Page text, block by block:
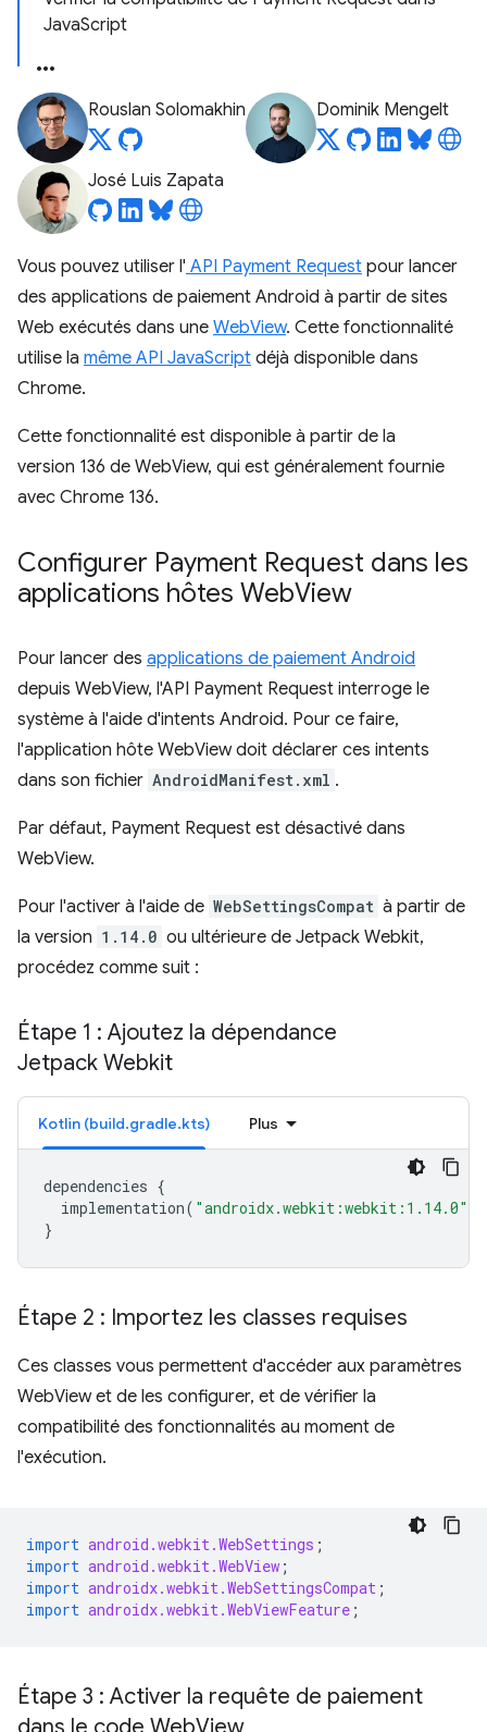
JavaScript
Rouslan Solomakhin Dominik Mengelt
José Luis Zapata
Vous pouvez utiliser l' API Payment Request pour lancer
des applications de paiement Android à partir de sites
Web exécutés dans une WebView. Cette fonctionnalité
utilise la même API JavaScript déjà disponible dans
Chrome.
Cette fonctionnalité est disponible à partir de la
version 136 de WebView, qui est généralement fournie
avec Chrome 136.
Configurer Payment Request dans les
applications hôtes WebView
Pour lancer des applications de paiement Android
depuis WebView, l'API Payment Request interroge le
système à l'aide d'intents Android. Pour ce faire,
l'application hôte WebView doit déclarer ces intents
dans son fichier AndroidManifest.xml .
Par défaut, Payment Request est désactivé dans
WebView.
Pour l'activer à l'aide de WebSettingsCompat à partir de
la version 1.14.0 ou ultérieure de Jetpack Webkit,
procédez comme suit :
Étape 1 : Ajoutez la dépendance
Jetpack Webkit
Kotlin (build.gradle.kts) Plus
dependencies {
implementation( "androidx.webkit:webkit:1.14.0"
}
Étape 2 : Importez les classes requises
Ces classes vous permettent d'accéder aux paramètres
WebView et de les configurer, et de vérifier la
compatibilité des fonctionnalités au moment de
l'exécution.
import android.webkit.WebSettings ;
import android.webkit.WebView ;
import androidx.webkit.WebSettingsCompat ;
import androidx.webkit.WebViewFeature ;
Étape 3 : Activer la requête de paiement